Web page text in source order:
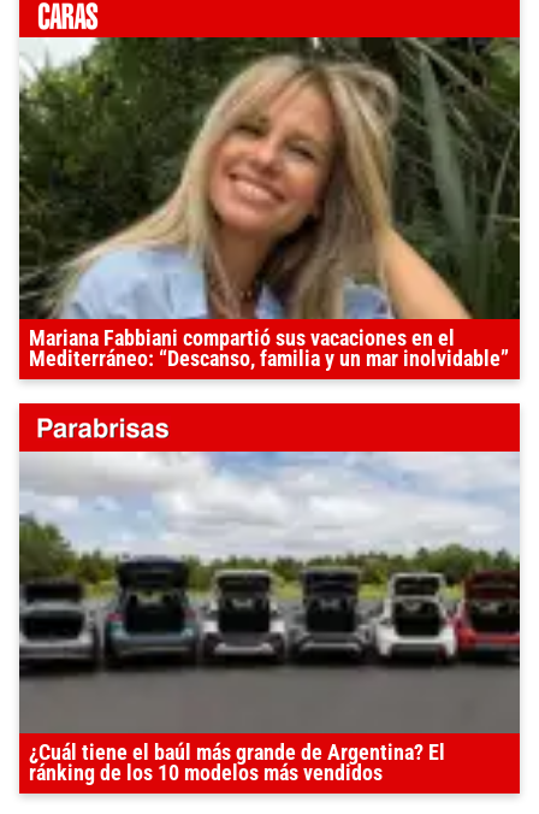
Mariana Fabbiani compartió sus vacaciones en el
Mediterráneo: “Descanso, familia y un mar inolvidable”
¿Cuál tiene el baúl más grande de Argentina? El
ránking de los 10 modelos más vendidos